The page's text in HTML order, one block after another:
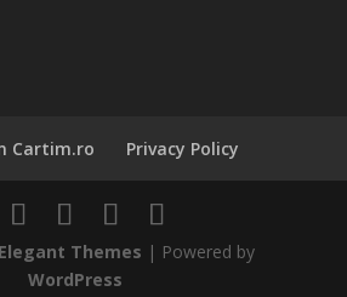
Cartim.ro Privacy Policy
Elegant Themes | Powered by
WordPress